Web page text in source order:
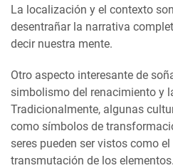
La localización y el contexto
desentrañar la narrativa
decir nuestra mente.
Otro aspecto interesante de
simbolismo del renacimiento y
Tradicionalmente, algunas
como símbolos de
seres pueden ser vistos como
transmutación de los